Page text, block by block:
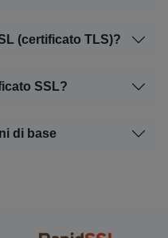
(certificato TLS)?
SSL?
di base